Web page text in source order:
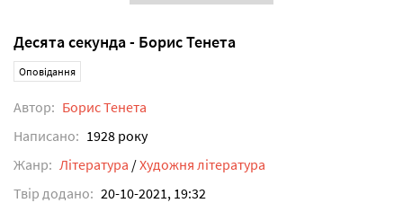
Десята секунда - Борис Тенета
Оповідання
Автор: Борис Тенета
Написано: 1928 року
Жанр: Література /Художня література
Твір додано: 20-10-2021, 19:32